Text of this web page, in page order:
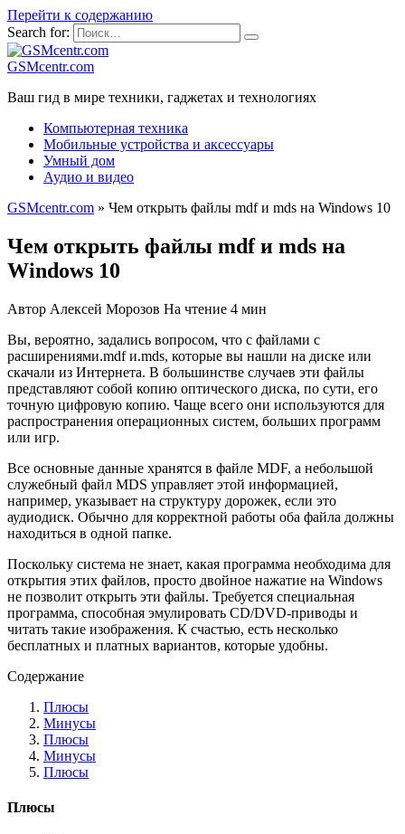
Перейти к содержанию
Search for:
GSMcentr.com
Ваш гид в мире техники, гаджетах и технологиях
Компьютерная техника
Мобильные устройства и аксессуары
Умный дом
Аудио и видео
GSMcentr.com » Чем открыть файлы mdf и mds на Windows 10
Чем открыть файлы mdf и mds на
Windows 10
Автор Алексей Морозов На чтение 4 мин
Вы, вероятно, задались вопросом, что с файлами с
расширениями.mdf и.mds, которые вы нашли на диске или
скачали из Интернета. В большинстве случаев эти файлы
представляют собой копию оптического диска, по сути, его
точную цифровую копию. Чаще всего они используются для
распространения операционных систем, больших программ
или игр.
Все основные данные хранятся в файле MDF, а небольшой
служебный файл MDS управляет этой информацией,
например, указывает на структуру дорожек, если это
аудиодиск. Обычно для корректной работы оба файла должны
находиться в одной папке.
Поскольку система не знает, какая программа необходима для
открытия этих файлов, просто двойное нажатие на Windows
не позволит открыть эти файлы. Требуется специальная
программа, способная эмулировать CD/DVD-приводы и
читать такие изображения. К счастью, есть несколько
бесплатных и платных вариантов, которые удобны.
Содержание
Плюсы
Минусы
Плюсы
Минусы
Плюсы
Плюсы